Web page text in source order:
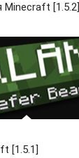
Minecraft [1.5.2]
[1.5.1]